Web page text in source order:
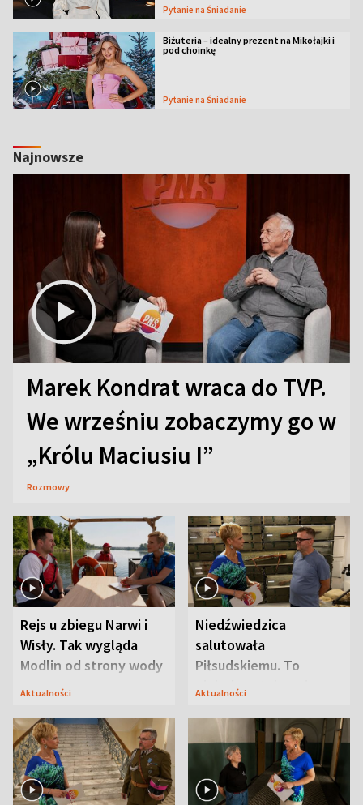
Pytanie na Śniadanie
Biżuteria – idealny prezent na Mikołajki i
pod choinkę
Pytanie na Śniadanie
Najnowsze
Marek Kondrat wraca do TVP.
We wrześniu zobaczymy go w
„Królu Maciusiu I”
Rozmowy
Rejs u zbiegu Narwi i
Wisły. Tak wygląda
Modlin od strony wody
Aktualności
Niedźwiedzica
salutowała
Piłsudskiemu. To
niejedyna tajemnica
Aktualności